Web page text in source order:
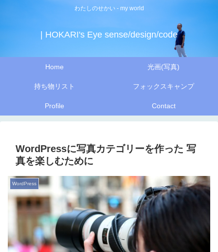
わたしのせかい - my world
| HOKARI's Eye sense/design/code
Home 光画(写真)
持ち物リスト フォックスキャンプ
Profile Contact
WordPressに写真カテゴリーを作った 写
真を楽しむために
WordPress